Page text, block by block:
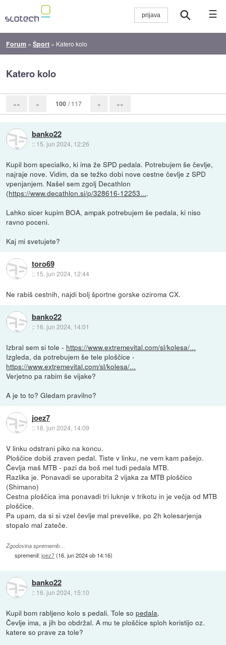
☰
Forum »Šport » Katero kolo
Katero kolo
«« « 100 / 117 » »»
banko22
:: 15. jun 2024, 12:26
Kupil bom specialko, ki ima že SPD pedala. Potrebujem še čevlje,
najraje nove. Vidim, da se težko dobi nove cestne čevlje z SPD
vpenjanjem. Našel sem zgolj Decathlon
(https://www.decathlon.si/p/328616-12253....
Lahko sicer kupim BOA, ampak potrebujem še pedala, ki niso
ravno poceni.
Kaj mi svetujete?
toro69
:: 15. jun 2024, 12:44
Ne rabiš cestnih, najdi bolj športne gorske oziroma CX.
banko22
:: 16. jun 2024, 14:01
Izbral sem si tole - https://www.extremevital.com/sl/kolesa/...
Izgleda, da potrebujem še tele ploščice -
https://www.extremevital.com/sl/kolesa/...
Verjetno pa rabim še vijake?
A je to to? Gledam pravilno?
joez7
:: 16. jun 2024, 14:09
V linku odstrani piko na koncu.
Ploščice dobiš zraven pedal. Tiste v linku, ne vem kam pašejo.
Čevlja maš MTB - pazi da boš mel tudi pedala MTB.
Razlika je. Ponavadi se uporabita 2 vijaka za MTB ploščico
(Shimano)
Cestna ploščica ima ponavadi tri luknje v trikotu in je večja od MTB
ploščice.
Pa upam, da si si vzel čevlje mal prevelike, po 2h kolesarjenja
stopalo mal zateče.
Zgodovina sprememb…
spremenil:joez7(16. jun 2024 ob 14:16)
banko22
:: 16. jun 2024, 15:10
Kupil bom rabljeno kolo s pedali. Tole sopedala.
Čevlje ima, a jih bo obdržal. A mu te ploščice sploh koristijo oz.
katere so prave za tole?